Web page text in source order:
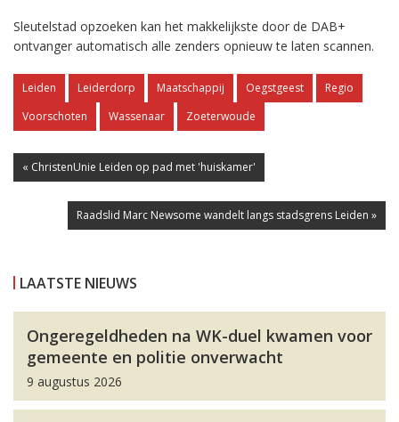
Sleutelstad opzoeken kan het makkelijkste door de DAB+
ontvanger automatisch alle zenders opnieuw te laten scannen.
Leiden Leiderdorp Maatschappij Oegstgeest
Regio
Voorschoten
Wassenaar Zoeterwoude
« ChristenUnie Leiden op pad met 'huiskamer'
Raadslid Marc Newsome wandelt langs stadsgrens Leiden »
LAATSTE NIEUWS
Ongeregeldheden na WK-duel kwamen voor
gemeente en politie onverwacht
9 augustus 2026